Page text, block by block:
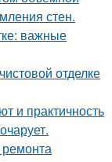
стен.
важные
отделке
и практичность